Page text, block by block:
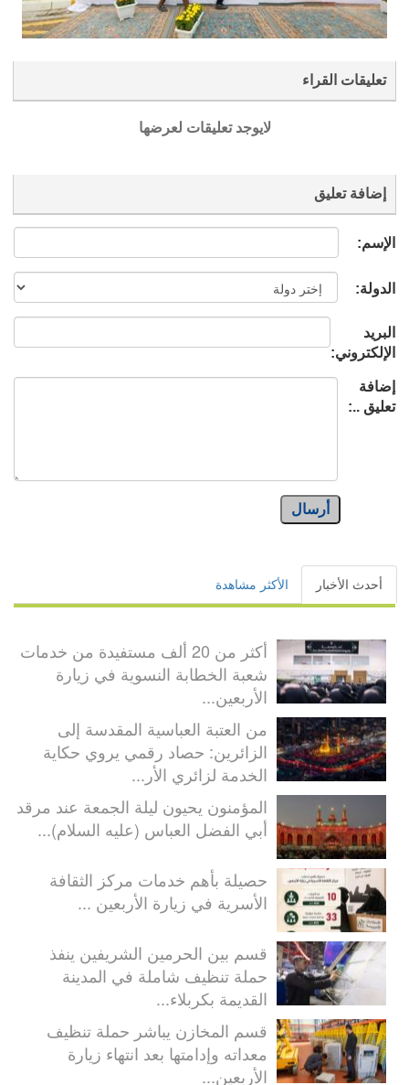
تعليقات القراء
لايوجد تعليقات لعرضها
إضافة تعليق
الإسم:
الدولة:
البريد
الإلكتروني:
إضافة
تعليق ..:
أرسال
أحدث الأخبار الأكثر مشاهدة
أكثر من 20 ألف مستفيدة من خدمات
شعبة الخطابة النسوية في زيارة
الأربعين...
من العتبة العباسية المقدسة إلى
الزائرين: حصاد رقمي يروي حكاية
الخدمة لزائري الأر...
المؤمنون يحيون ليلة الجمعة عند مرقد
أبي الفضل العباس (عليه السلام)...
حصيلة بأهم خدمات مركز الثقافة
الأسرية في زيارة الأربعين ...
قسم بين الحرمين الشريفين ينفذ
حملة تنظيف شاملة في المدينة
القديمة بكربلاء...
قسم المخازن يباشر حملة تنظيف
معداته وإدامتها بعد انتهاء زيارة
الأربعين...